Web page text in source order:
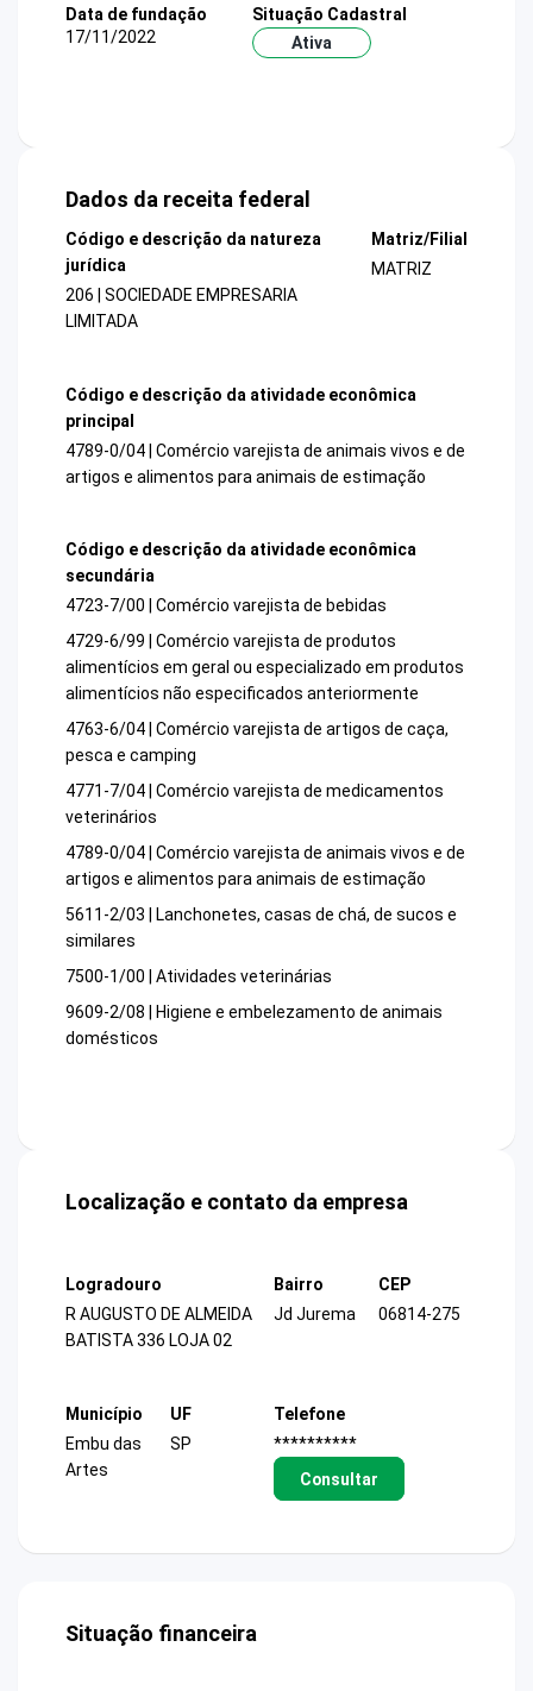
Data de fundação
17/11/2022
Situação Cadastral
Ativa
Dados da receita federal
Código e descrição da natureza
jurídica
206 | SOCIEDADE EMPRESARIA
LIMITADA
Matriz/Filial
MATRIZ
Código e descrição da atividade econômica
principal
4789-0/04 | Comércio varejista de animais vivos e de
artigos e alimentos para animais de estimação
Código e descrição da atividade econômica
secundária
4723-7/00 | Comércio varejista de bebidas
4729-6/99 | Comércio varejista de produtos
alimentícios em geral ou especializado em produtos
alimentícios não especificados anteriormente
4763-6/04 | Comércio varejista de artigos de caça,
pesca e camping
4771-7/04 | Comércio varejista de medicamentos
veterinários
4789-0/04 | Comércio varejista de animais vivos e de
artigos e alimentos para animais de estimação
5611-2/03 | Lanchonetes, casas de chá, de sucos e
similares
7500-1/00 | Atividades veterinárias
9609-2/08 | Higiene e embelezamento de animais
domésticos
Localização e contato da empresa
Logradouro
R AUGUSTO DE ALMEIDA
BATISTA 336 LOJA 02
Bairro
Jd Jurema
CEP
06814-275
Município
Embu das
Artes
UF
SP
Telefone
**********
Consultar
Situação financeira